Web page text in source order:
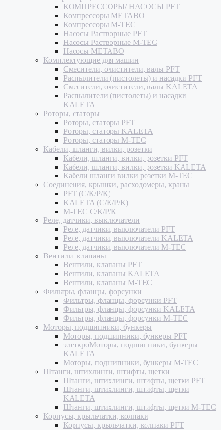
КОМПРЕССОРЫ/ НАСОСЫ PFT
Компрессоры METABO
Компрессоры M-TEC
Насосы Растворные PFT
Насосы Растворные M-TEC
Насосы METABO
Комплектующие для машин
Смесители, очистители, валы PFT
Распылители (пистолеты) и насадки PFT
Смесители, очистители, валы KALETA
Распылители (пистолеты) и насадки
KALETA
Роторы, статоры
Роторы, статоры PFT
Роторы, статоры KALETA
Роторы, статоры M-TEC
Кабели, шланги, вилки, розетки
Кабели, шланги, вилки, розетки PFT
Кабели, шланги, вилки, розетки KALETA
Кабели шланги вилки розетки M-TEC
Соединения, крышки, расходомеры, краны
PFT (С/К/Р/К)
KALETA (С/К/Р/К)
M-TEC С/К/Р/К
Реле, датчики, выключатели
Реле, датчики, выключатели PFT
Реле, датчики, выключатели KALETA
Реле, датчики, выключатели M-TEC
Вентили, клапаны
Вентили, клапаны PFT
Вентили, клапаны KALETA
Вентили, клапаны M-TEC
Фильтры, фланцы, форсунки
Фильтры, фланцы, форсунки PFT
Фильтры, фланцы, форсунки KALETA
Фильтры, фланцы, форсунки M-TEC
Моторы, подшипники, бункеры
Моторы, подшипники, бункеры PFT
элеткроМоторы, подшипники, бункеры
KALETA
Моторы, подшипники, бункеры M-TEC
Штанги, штихлинги, штифты, щетки
Штанги, штихлинги, штифты, щетки PFT
Штанги, штихлинги, штифты, щетки
KALETA
Штанги, штихлинги, штифты, щетки M-TEC
Корпусы, крыльчатки, колпаки
Корпусы, крыльчатки, колпаки PFT